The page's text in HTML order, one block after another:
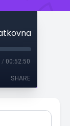
/ 00:52:50
SHARE